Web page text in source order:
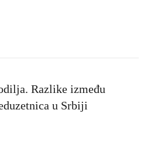
Razlike između
u Srbiji